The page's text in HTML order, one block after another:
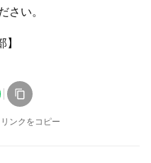
い。
リンクをコピー